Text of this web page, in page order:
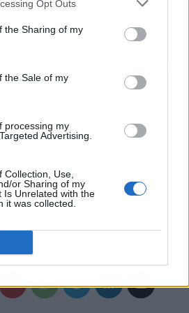
Opt Outs
the Sharing of my
the Sale of my
processing my
Advertising.
Use,
or Sharing of my
Is Unrelated with the
it was collected.
y el coste asequible de
han convertido a
quieren lucir su mejor
grandes eventos de su
de
interna de la empresa
Miralles